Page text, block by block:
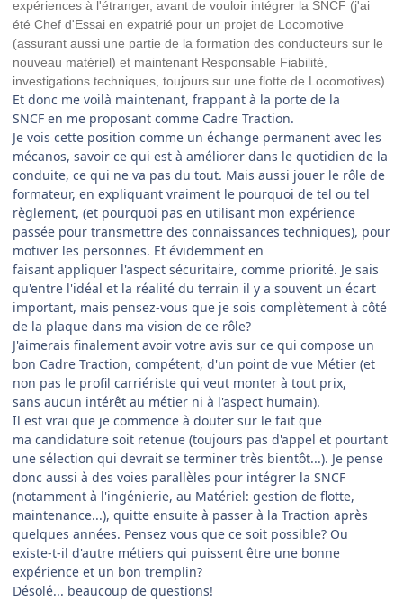
expériences à l'étranger, avant de vouloir intégrer la SNCF (j'ai
été Chef d'Essai en expatrié pour un projet de Locomotive
(assurant aussi une partie de la formation des conducteurs sur le
nouveau matériel) et maintenant Responsable Fiabilité,
investigations techniques, toujours sur une flotte de Locomotives).
Et donc me voilà maintenant, frappant à la porte de la
SNCF en me proposant comme Cadre Traction.
Je vois cette position comme un échange permanent avec les
mécanos, savoir ce qui est à améliorer dans le quotidien de la
conduite, ce qui ne va pas du tout. Mais aussi jouer le rôle de
formateur, en expliquant vraiment le pourquoi de tel ou tel
règlement, (et pourquoi pas en utilisant mon expérience
passée pour transmettre des connaissances techniques), pour
motiver les personnes. Et évidemment en
faisant appliquer l'aspect sécuritaire, comme priorité. Je sais
qu'entre l'idéal et la réalité du terrain il y a souvent un écart
important, mais pensez-vous que je sois complètement à côté
de la plaque dans ma vision de ce rôle?
J'aimerais finalement avoir votre avis sur ce qui compose un
bon Cadre Traction, compétent, d'un point de vue Métier (et
non pas le profil carriériste qui veut monter à tout prix,
sans aucun intérêt au métier ni à l'aspect humain).
Il est vrai que je commence à douter sur le fait que
ma candidature soit retenue (toujours pas d'appel et pourtant
une sélection qui devrait se terminer très bientôt...). Je pense
donc aussi à des voies parallèles pour intégrer la SNCF
(notamment à l'ingénierie, au Matériel: gestion de flotte,
maintenance...), quitte ensuite à passer à la Traction après
quelques années. Pensez vous que ce soit possible? Ou
existe-t-il d'autre métiers qui puissent être une bonne
expérience et un bon tremplin?
Désolé... beaucoup de questions!